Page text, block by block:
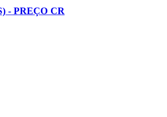
- PREÇO CR